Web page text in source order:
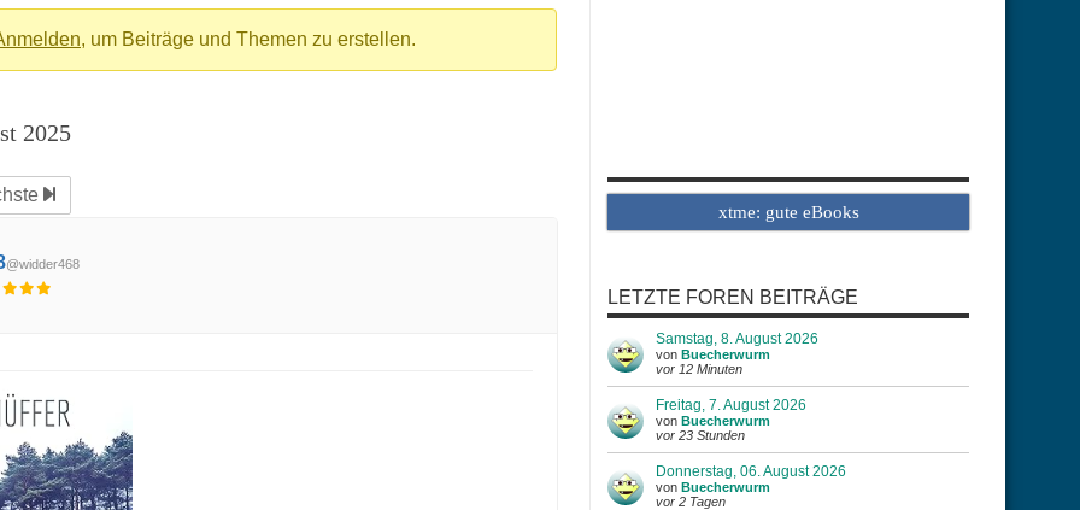
, um Beiträge und Themen zu erstellen.
2025
@widder468
xtme: gute eBooks
LETZTE FOREN BEITRÄGE
Samstag, 8. August 2026
von Buecherwurm
vor 12 Minuten
Freitag, 7. August 2026
von Buecherwurm
vor 23 Stunden
Donnerstag, 06. August 2026
von Buecherwurm
vor 2 Tagen